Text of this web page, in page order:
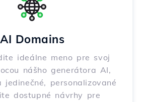
AI Domains
ideálne meno pre svoj
nášho generátora AI,
jedinečné, personalizované
dostupné návrhy pre